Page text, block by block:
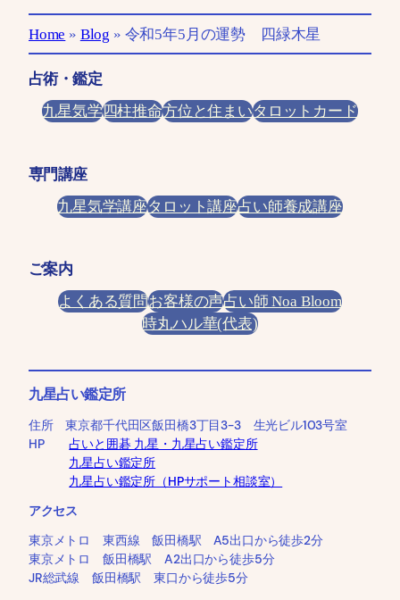
Home » Blog » 令和5年5月の運勢 四緑木星
占術・鑑定
九星気学四柱推命方位と住まいタロットカード
専門講座
九星気学講座タロット講座占い師養成講座
ご案内
よくある質問お客様の声占い師 Noa Bloom
時丸ハル華(代表)
九星占い鑑定所
住所 東京都千代田区飯田橋3丁目3-3 生光ビル103号室
HP占いと囲碁 九星・九星占い鑑定所
九星占い鑑定所
九星占い鑑定所（HPサポート相談室）
アクセス
東京メトロ 東西線 飯田橋駅 A5出口から徒歩2分
東京メトロ 飯田橋駅 A2出口から徒歩5分
JR総武線 飯田橋駅 東口から徒歩5分